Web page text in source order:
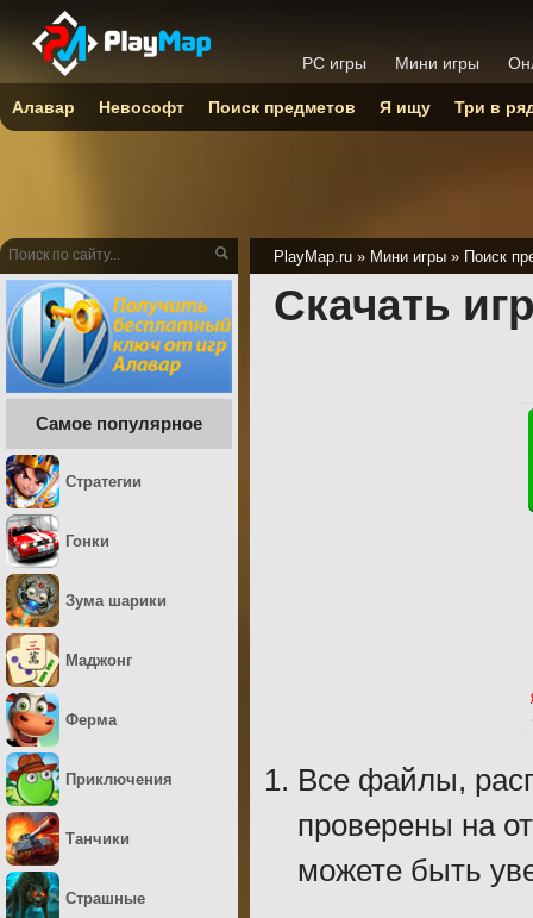
PlayMap.ru » Мини игры » Поиск
Скачать
Все файлы,
проверены на
можете быть
Самое популярное
Стратегии
Гонки
Зума шарики
Маджонг
Ферма
Приключения
Танчики
Страшные
PC игры Мини игры
Алавар Невософт Поиск предметов Я ищу Три в